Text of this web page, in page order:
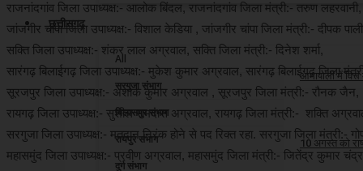
छत्तीसगढ़
All
सरगुजा संभाग
बिलासपुर संभाग
रायपुर संभाग
दुर्ग संभाग
आमापाली में
cg24 Aug 8,
10 अगस्त को
राजनांदगांव जिला उपाध्यक्ष:- आलोक बिंदल, राजनांदगांव जिला मंत्री:- तरुण लहरवानी,
जांजगीर चांपा जिला उपाध्यक्ष:- विशाल केडिया , जांजगीर चांपा जिला मंत्री:- दीपक
सक्ति जिला उपाध्यक्ष:- शंकर लाल अग्रवाल, सक्ति जिला मंत्री:- दिनेश शर्मा,
सारंगढ़ बिलाईगढ़ जिला उपाध्यक्ष:- मुकेश कुमार अग्रवाल, सारंगढ़ बिलाईगढ़ जिला
सूरजपुर जिला उपाध्यक्ष:- अशोक कुमार अग्रवाल , सूरजपुर जिला मंत्री:- रौनक जैन,
रायगढ़ जिला उपाध्यक्ष:- सुशील रामदास अग्रवाल, रायगढ़ जिला मंत्री:- शक्ति
सरगुजा जिला उपाध्यक्ष:- मतदान निरंक होने से पद रिक्त रहा. सरगुजा जिला मंत्री:-
महासमुंद जिला उपाध्यक्ष:- प्रवीण अग्रवाल, महासमुंद जिला मंत्री:- जितेंद्र कुमार